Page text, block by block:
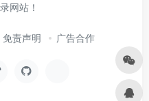
网站！
免责声明 广告合作